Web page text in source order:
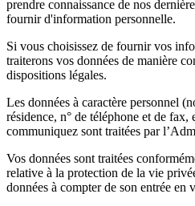
prendre connaissance de nos
fournir d'information personnelle.
Si vous choisissez de fournir vos
traiterons vos données de manière
dispositions légales.
Les données à caractère personnel
résidence, n° de téléphone et de
communiquez sont traitées par
Vos données sont traitées
relative à la protection de la vie
données à compter de son entrée en